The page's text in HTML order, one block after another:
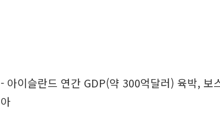
- 아이슬란드 연간 GDP(약 300억달러) 육박,
아